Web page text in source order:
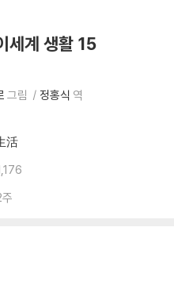
세계 생활 15
그림 정홍식 역
活